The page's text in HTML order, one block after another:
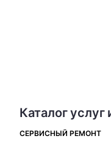
Каталог услуг
СЕРВИСНЫЙ РЕМОНТ